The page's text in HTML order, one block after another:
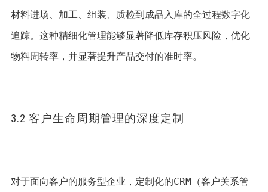
材料进场、加工、组装、质检到成品入库的全过程数字化
追踪。这种精细化管理能够显著降低库存积压风险，优化
物料周转率，并显著提升产品交付的准时率。
3.2 客户生命周期管理的深度定制
对于面向客户的服务型企业，定制化的CRM（客户关系管